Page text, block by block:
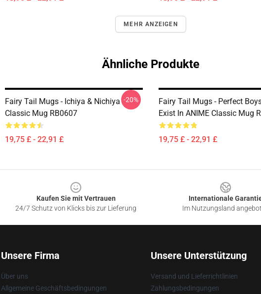
MEHR ANZEIGEN
Ähnliche Produkte
Fairy Tail Mugs - Ichiya & Nichiya
Classic Mug RB0607
19,75 £ - 22,91 £
-20%
Fairy Tail Mugs - Perfect
Exist In ANIME Classic Mug
19,75 £ - 22,91 £
Kaufen Sie mit Vertrauen
24/7 Schutz von Klicks bis zur Lieferung
Internationale
Im Nutzungsland
Unsere Firma
Über uns
Allgemeine Geschäftsbedingungen
Unsere Unterstützung
Versand und Lieferrichtlinien
Zahlungsbedingungen